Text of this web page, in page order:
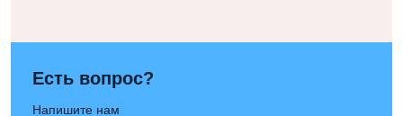
Есть вопрос?
Напишите нам